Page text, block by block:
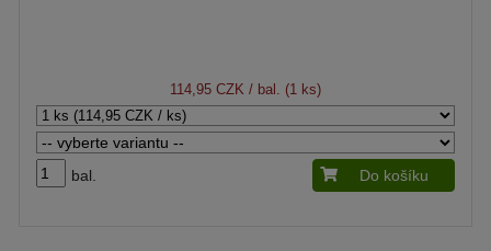
114,95 CZK / bal. (1 ks)
bal. Do košíku